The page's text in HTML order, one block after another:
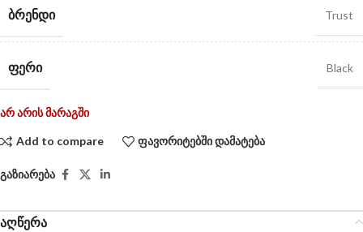
ᲑᲠᲔᲜᲓᲘ Trust
ᲤᲔᲠᲘ Black
არ არის მარაგში
Add to compare ფავორიტებში დამატება
გაზიარება
აღწერა